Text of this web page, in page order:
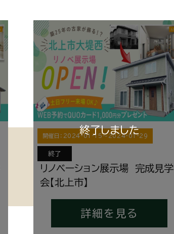
開催日： 2024-01-15〜 2024-01-29
終了
リノベーション展示場 完成見学
会【北上市】
詳細を見る